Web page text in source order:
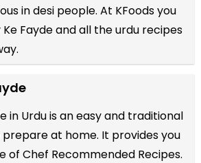
in desi people. At KFoods you
Fayde and all theurdu recipes
in Urdu is an easy and traditional
at home. It provides you
of Chef Recommended Recipes.